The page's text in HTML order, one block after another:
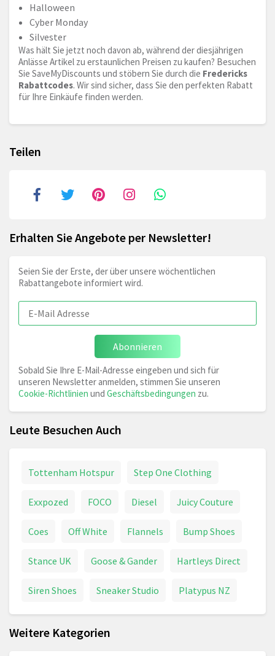
Halloween
Cyber Monday
Silvester
Was hält Sie jetzt noch davon ab, während der diesjährigen
Anlässe Artikel zu erstaunlichen Preisen zu kaufen? Besuchen
Sie SaveMyDiscounts und stöbern Sie durch die Fredericks
Rabattcodes. Wir sind sicher, dass Sie den perfekten Rabatt
für Ihre Einkäufe finden werden.
Teilen
Erhalten Sie Angebote per Newsletter!
Seien Sie der Erste, der über unsere wöchentlichen
Rabattangebote informiert wird.
Abonnieren
Sobald Sie Ihre E-Mail-Adresse eingeben und sich für
unseren Newsletter anmelden, stimmen Sie unseren
Cookie-Richtlinien und Geschäftsbedingungen zu.
Leute Besuchen Auch
Tottenham Hotspur Step One Clothing
Exxpozed FOCO Diesel Juicy Couture
Coes Off White Flannels Bump Shoes
Stance UK Goose & Gander Hartleys Direct
Siren Shoes Sneaker Studio Platypus NZ
Weitere Kategorien